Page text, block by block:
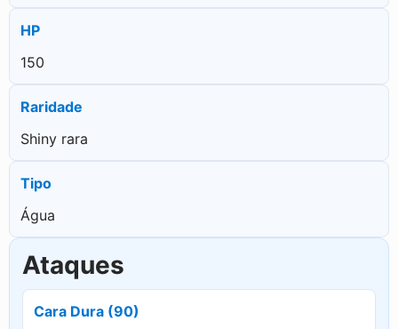
HP
150
Raridade
Shiny rara
Tipo
Água
Ataques
Cara Dura (90)